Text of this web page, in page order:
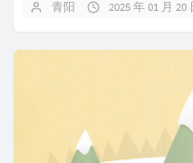
青阳 2025 年 01 月 20